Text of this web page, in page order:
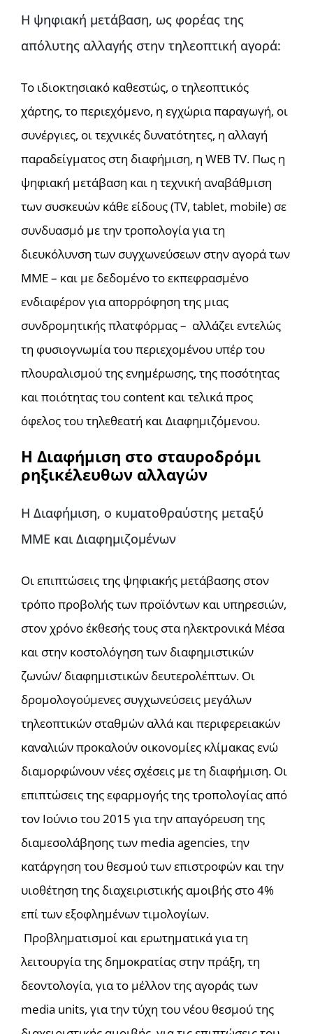
Η ψηφιακή μετάβαση, ως φορέας της
απόλυτης αλλαγής στην τηλεοπτική αγορά:
Το ιδιοκτησιακό καθεστώς, ο τηλεοπτικός
χάρτης, το περιεχόμενο, η εγχώρια παραγωγή, οι
συνέργιες, οι τεχνικές δυνατότητες, η αλλαγή
παραδείγματος στη διαφήμιση, η WEB TV. Πως η
ψηφιακή μετάβαση και η τεχνική αναβάθμιση
των συσκευών κάθε είδους (TV, tablet, mobile) σε
συνδυασμό με την τροπολογία για τη
διευκόλυνση των συγχωνεύσεων στην αγορά των
ΜΜΕ – και με δεδομένο το εκπεφρασμένο
ενδιαφέρον για απορρόφηση της μιας
συνδρομητικής πλατφόρμας – αλλάζει εντελώς
τη φυσιογνωμία του περιεχομένου υπέρ του
πλουραλισμού της ενημέρωσης, της ποσότητας
και ποιότητας του content και τελικά προς
όφελος του τηλεθεατή και Διαφημιζόμενου.
Η Διαφήμιση στο σταυροδρόμι
ρηξικέλευθων αλλαγών
Η Διαφήμιση, ο κυματοθραύστης μεταξύ
ΜΜΕ και Διαφημιζομένων
Οι επιπτώσεις της ψηφιακής μετάβασης στον
τρόπο προβολής των προϊόντων και υπηρεσιών,
στον χρόνο έκθεσής τους στα ηλεκτρονικά Μέσα
και στην κοστολόγηση των διαφημιστικών
ζωνών/ διαφημιστικών δευτερολέπτων. Οι
δρομολογούμενες συγχωνεύσεις μεγάλων
τηλεοπτικών σταθμών αλλά και περιφερειακών
καναλιών προκαλούν οικονομίες κλίμακας ενώ
διαμορφώνουν νέες σχέσεις με τη διαφήμιση. Οι
επιπτώσεις της εφαρμογής της τροπολογίας από
τον Ιούνιο του 2015 για την απαγόρευση της
διαμεσολάβησης των media agencies, την
κατάργηση του θεσμού των επιστροφών και την
υιοθέτηση της διαχειριστικής αμοιβής στο 4%
επί των εξοφλημένων τιμολογίων.
Προβληματισμοί και ερωτηματικά για τη
λειτουργία της δημοκρατίας στην πράξη, τη
δεοντολογία, για το μέλλον της αγοράς των
media units, για την τύχη του νέου θεσμού της